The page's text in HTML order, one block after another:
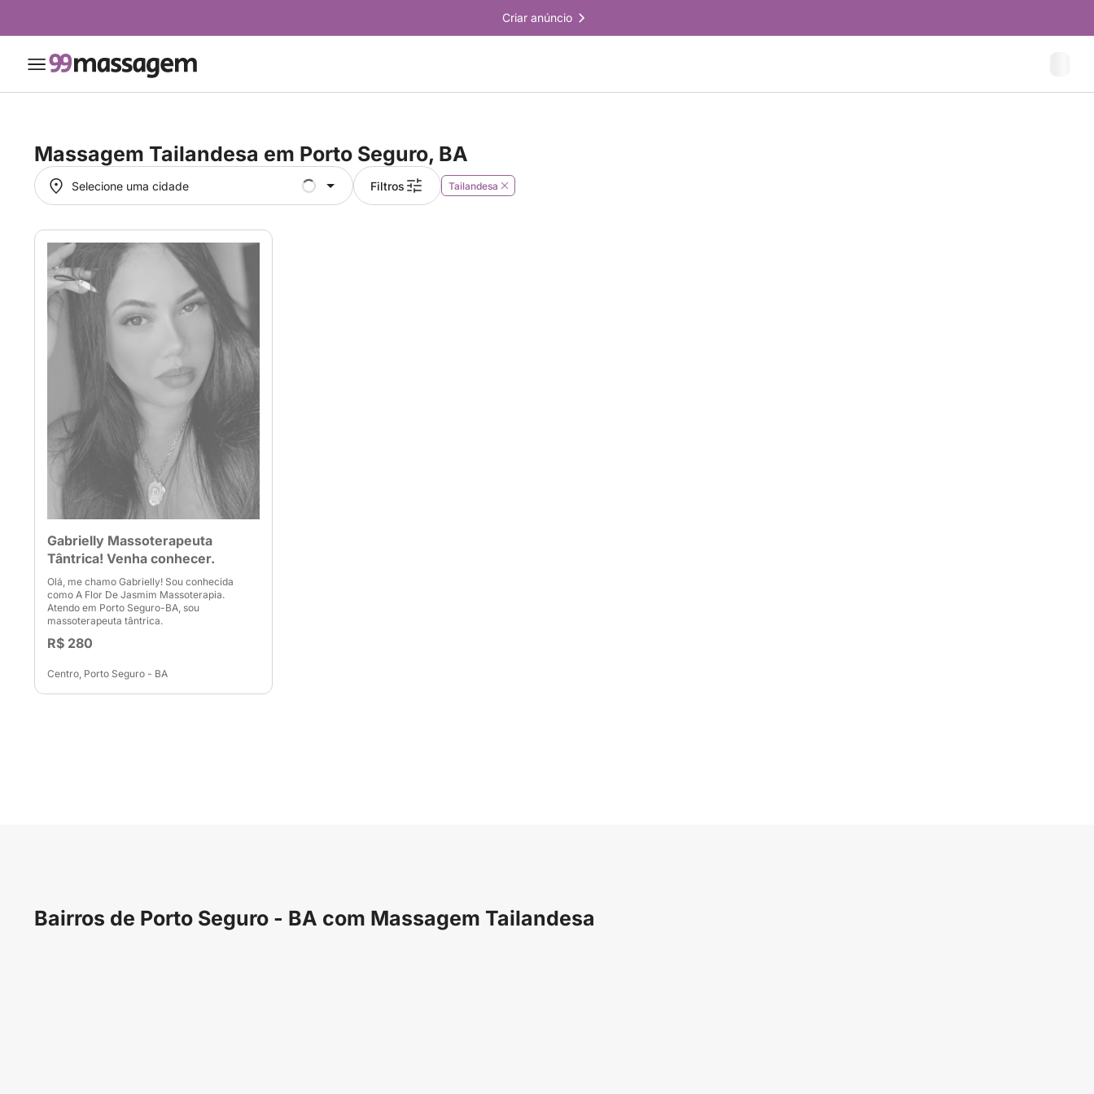
Criar anúncio
Massagem Tailandesa em Porto Seguro, BA
Selecione uma cidade
Selecione uma cidade Filtros Tailandesa
Gabrielly Massoterapeuta
Tântrica! Venha conhecer.
Olá, me chamo Gabrielly! Sou conhecida
como A Flor De Jasmim Massoterapia.
Atendo em Porto Seguro-BA, sou
massoterapeuta tântrica.
R$ 280
Centro, Porto Seguro - BA
Bairros de Porto Seguro - BA com Massagem Tailandesa